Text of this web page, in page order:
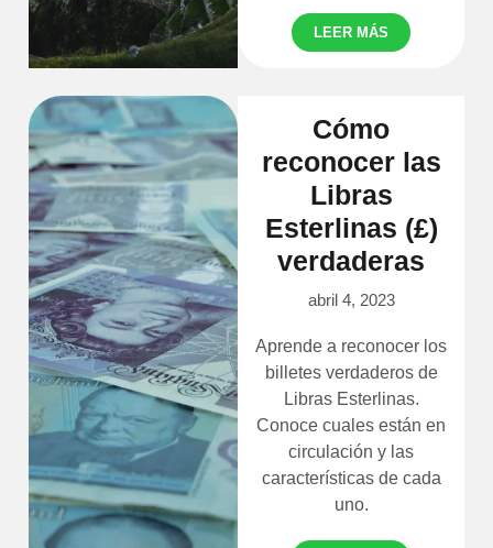
LEER MÁS
Cómo
reconocer las
Libras
Esterlinas (£)
verdaderas
abril 4, 2023
Aprende a reconocer los
billetes verdaderos de
Libras Esterlinas.
Conoce cuales están en
circulación y las
características de cada
uno.